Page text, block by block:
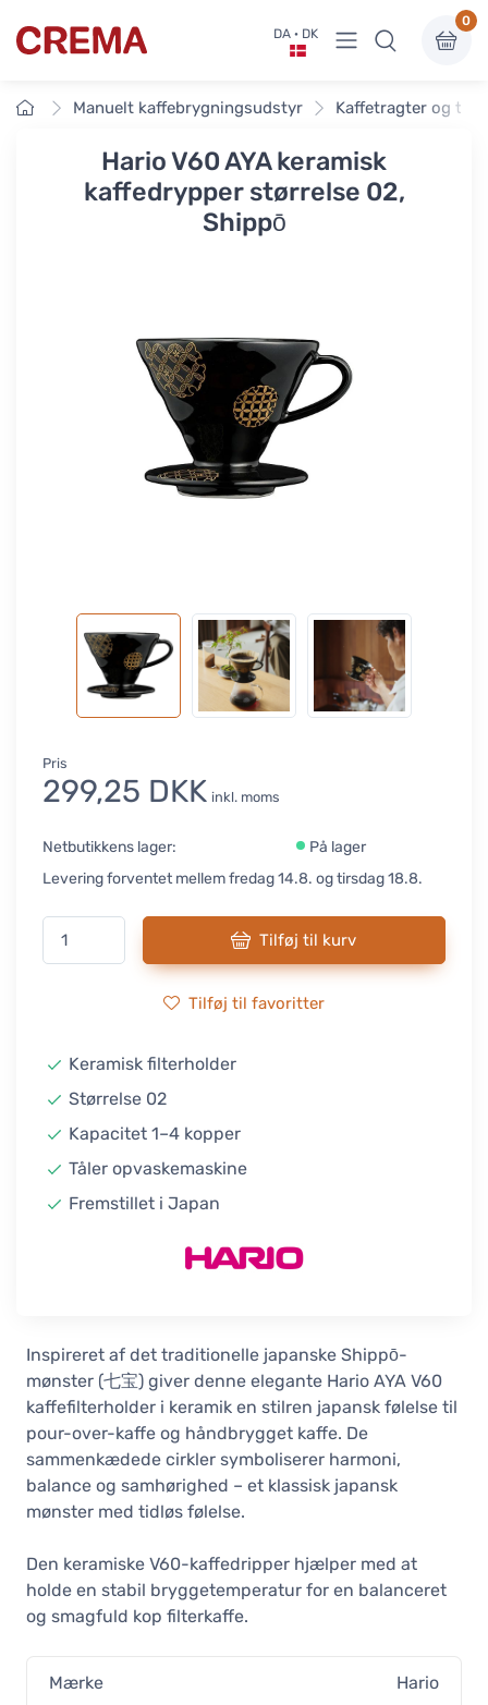
Crema DA · DK Vis undermenu
0
ForsideManuelt kaffebrygningsudstyr Kaffetragter og
Hario V60 AYA keramisk
kaffedrypper størrelse 02,
Shippō
Pris
299,25 DKK inkl. moms
Netbutikkens lager:
På lager
Levering forventet mellem fredag 14.8. og tirsdag 18.8.
Tilføj til kurv
Tilføj til favoritter
Keramisk filterholder
Størrelse 02
Kapacitet 1–4 kopper
Tåler opvaskemaskine
Fremstillet i Japan
Inspireret af det traditionelle japanske Shippō-
mønster (七宝) giver denne elegante Hario AYA V60
kaffefilterholder i keramik en stilren japansk følelse til
pour-over-kaffe og håndbrygget kaffe. De
sammenkædede cirkler symboliserer harmoni,
balance og samhørighed – et klassisk japansk
mønster med tidløs følelse.
Den keramiske V60-kaffedripper hjælper med at
holde en stabil bryggetemperatur for en balanceret
og smagfuld kop filterkaffe.
Mærke Hario